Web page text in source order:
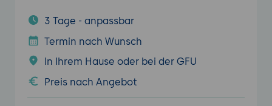
3 Tage - anpassbar
Termin nach Wunsch
In Ihrem Hause oder bei der GFU
Preis nach Angebot